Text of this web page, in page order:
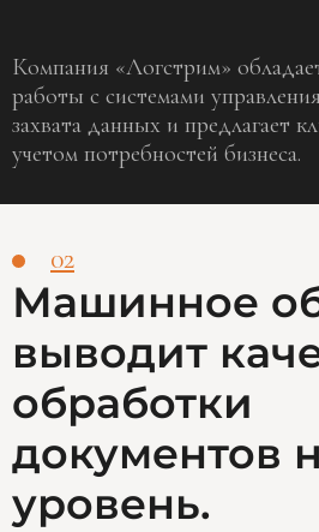
Компания «Логстрим»
работы с системами
захвата данных и предлагает
учетом потребностей бизнеса.
02
Машинное
выводит
обработки
документов
уровень.